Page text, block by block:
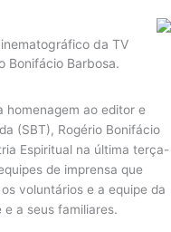
da TV
Bonifácio Barbosa.
homenagem ao editor e
(SBT), Rogério Bonifácio
Espiritual na última terça-
de imprensa que
voluntários e a equipe da
a seus familiares.